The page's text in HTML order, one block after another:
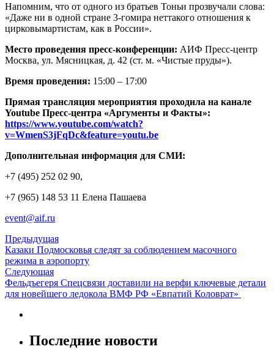
Напомним, что от одного из братьев Тоньи прозвучали слова:
«Даже ни в одной стране 3-гомира неттакого отношения к
цирковымартистам, как в России».
Место проведения пресс-конференции: АИФ Пресс-центр
Москва, ул. Мясницкая, д. 42 (ст. м. «Чистые пруды»).
Время проведения: 15:00 – 17:00
Прямая трансляция мероприятия проходила на канале
Youtube Пресс-центра «Аргументы и Факты»:
https://www.youtube.com/watch?
v=WmenS3jFqDc&feature=youtu.be
Дополнительная информация для СМИ:
+7 (495) 252 02 90,
+7 (965) 148 53 11 Елена Пашаева
event@aif.ru
Предыдущая
Казаки Подмосковья следят за соблюдением масочного
режима в аэропорту
Следующая
Фельдъегеря Спецсвязи доставили на верфи ключевые детали
для новейшего ледокола ВМФ РФ «Евпатий Коловрат»
Последние новости